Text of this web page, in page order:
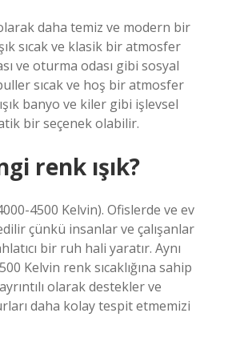
daha temiz ve modern bir
sıcak ve klasik bir atmosfer
ve oturma odası gibi sosyal
sıcak ve hoş bir atmosfer
banyo ve kiler gibi işlevsel
bir seçenek olabilir.
renk ışık?
4500 Kelvin). Ofislerde ve ev
çünkü insanlar ve çalışanlar
bir ruh hali yaratır. Aynı
Kelvin renk sıcaklığına sahip
olarak destekler ve
daha kolay tespit etmemizi